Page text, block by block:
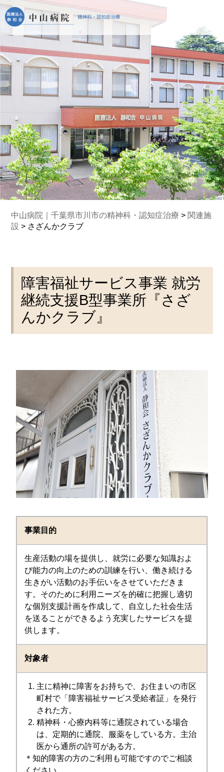
中山病院｜千葉県市川市の精神科・認知症治療 > 関連施
設 > さざんかクラブ
障害福祉サービス事業 就労
継続支援B型事業所『さざ
んかクラブ』
事業目的
生産活動の場を提供し、就労に必要な知識およ
び能力の向上のための訓練を行い、働き続ける
生きがい活動のお手伝いをさせていただきま
す。そのために利用ニーズを的確に把握し適切
な個別支援計画を作成して、自立した社会生活
を送ることができるよう充実したサービスを提
供します。
対象者
主に精神に障害をお持ちで、お住まいの市区
町村で「障害福祉サービス受給者証」を発行
された方。
精神科・心療内科等に通院されている場合
は、定期的に通院、服薬をしている方。主治
医から通所の許可がある方。
＊知的障害の方のご利用も可能ですのでご相談
ください。